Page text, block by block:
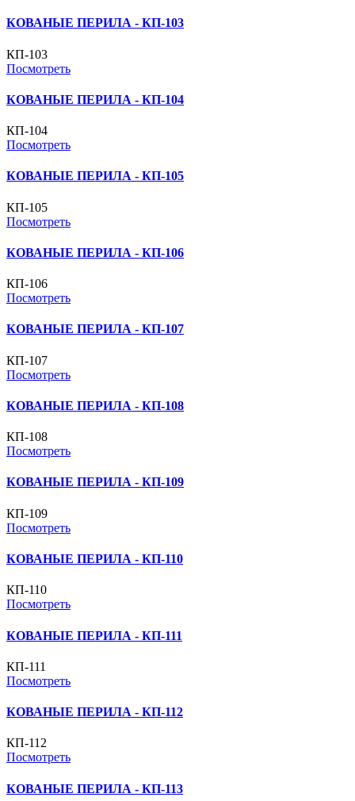
КОВАНЫЕ ПЕРИЛА - КП-103
КП-103
Посмотреть
КОВАНЫЕ ПЕРИЛА - КП-104
КП-104
Посмотреть
КОВАНЫЕ ПЕРИЛА - КП-105
КП-105
Посмотреть
КОВАНЫЕ ПЕРИЛА - КП-106
КП-106
Посмотреть
КОВАНЫЕ ПЕРИЛА - КП-107
КП-107
Посмотреть
КОВАНЫЕ ПЕРИЛА - КП-108
КП-108
Посмотреть
КОВАНЫЕ ПЕРИЛА - КП-109
КП-109
Посмотреть
КОВАНЫЕ ПЕРИЛА - КП-110
КП-110
Посмотреть
КОВАНЫЕ ПЕРИЛА - КП-111
КП-111
Посмотреть
КОВАНЫЕ ПЕРИЛА - КП-112
КП-112
Посмотреть
КОВАНЫЕ ПЕРИЛА - КП-113